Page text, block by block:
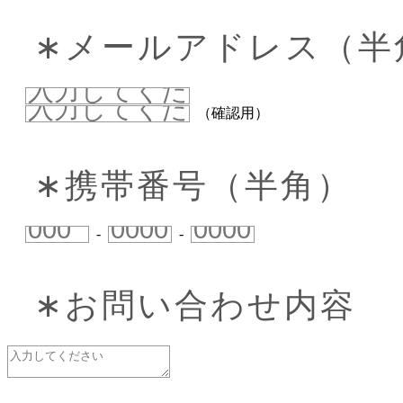
∗メールアドレス（半
（確認用）
∗携帯番号（半角）
- -
∗お問い合わせ内容